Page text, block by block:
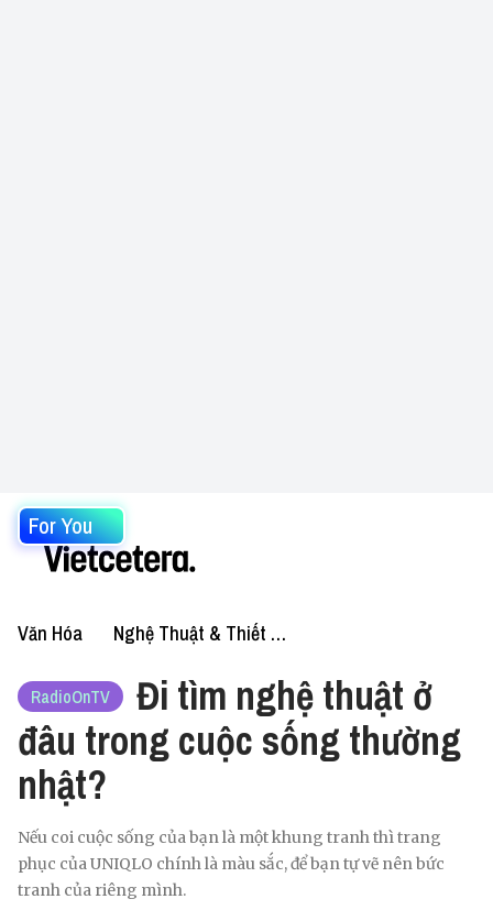
For You
Văn Hóa Nghệ Thuật & Thiết Kế
RadioOnTV
Đi tìm nghệ thuật ở
đâu trong cuộc sống thường
nhật?
Nếu coi cuộc sống của bạn là một khung tranh thì trang
phục của UNIQLO chính là màu sắc, để bạn tự vẽ nên bức
tranh của riêng mình.